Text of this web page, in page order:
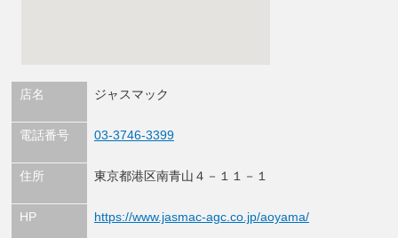
店名 ジャスマック
電話番号 03-3746-3399
住所 東京都港区南青山４－１１－１
HP https://www.jasmac-agc.co.jp/aoyama/